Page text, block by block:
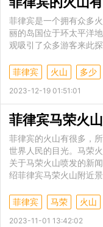
菲律宾是一个拥有众多
丽的岛国位于环太平洋
观吸引了众多游客来此
菲律宾 火山 多少
2023-12-19 01:51:01
菲律宾马荣火
菲律宾的火山有很多，
世界人民的目光。马荣
关于马荣火山喷发的新
绍菲律宾马荣火山附近
菲律宾 马荣 火山
2023-11-01 13:42:02